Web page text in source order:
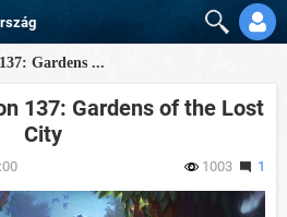
Gardens ...
137: Gardens of the Lost
City
1003 1